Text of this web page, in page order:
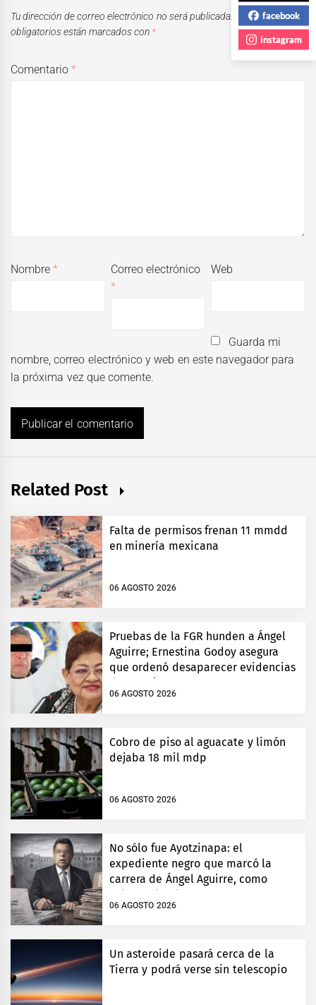
Tu dirección de correo electrónico no será publicada.
Los campos
obligatorios están marcados con *
Comentario*
Nombre*
Correo electrónico
*
Web
Guarda mi
nombre, correo electrónico y web en este navegador para
la próxima vez que comente.
Related Post
Falta de permisos frenan 11 mmdd
en minería mexicana
06 AGOSTO 2026
Pruebas de la FGR hunden a Ángel
Aguirre; Ernestina Godoy asegura
que ordenó desaparecer evidencias
de Ayotzinapa
06 AGOSTO 2026
Cobro de piso al aguacate y limón
dejaba 18 mil mdp
06 AGOSTO 2026
No sólo fue Ayotzinapa: el
expediente negro que marcó la
carrera de Ángel Aguirre, como
gobernador de Guerrero
06 AGOSTO 2026
Un asteroide pasará cerca de la
Tierra y podrá verse sin telescopio
facebook
instagram